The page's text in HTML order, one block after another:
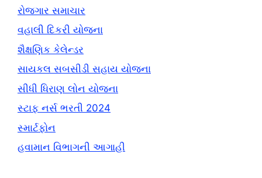
રોજગાર સમાચાર
વહાલી દિકરી યોજના
શૈક્ષણિક કેલેન્ડર
સાયકલ સબસીડી સહાય યોજના
સીધી ધિરાણ લોન યોજના
સ્ટાફ નર્સ ભરતી 2024
સ્માર્ટફોન
હવામાન વિભાગની આગાહી